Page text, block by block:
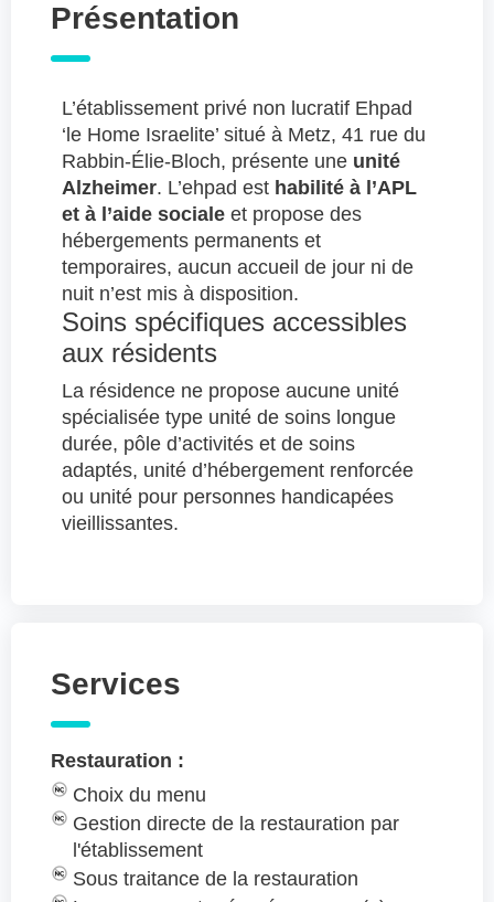
Présentation
L’établissement privé non lucratif Ehpad
‘le Home Israelite’ situé à Metz, 41 rue du
Rabbin-Élie-Bloch, présente une unité
Alzheimer. L’ehpad est habilité à l’APL
et à l’aide sociale et propose des
hébergements permanents et
temporaires, aucun accueil de jour ni de
nuit n’est mis à disposition.
Soins spécifiques accessibles
aux résidents
La résidence ne propose aucune unité
spécialisée type unité de soins longue
durée, pôle d’activités et de soins
adaptés, unité d’hébergement renforcée
ou unité pour personnes handicapées
vieillissantes.
Services
Restauration :
Choix du menu
Gestion directe de la restauration par
l'établissement
Sous traitance de la restauration